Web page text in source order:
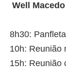
Well
8h30:
10h: Reunião
15h: Reunião